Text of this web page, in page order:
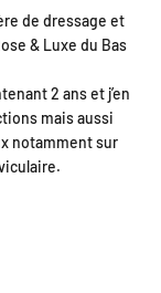
de dressage et
& Luxe du Bas
2 ans et j’en
mais aussi
notamment sur